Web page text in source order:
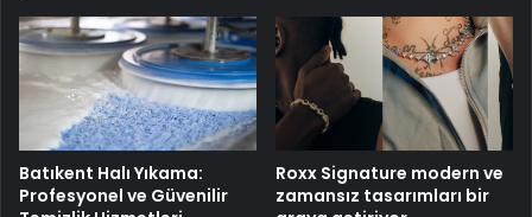
Batıkent Halı Yıkama:
Profesyonel ve Güvenilir
Roxx Signature modern ve
zamansız tasarımları bir